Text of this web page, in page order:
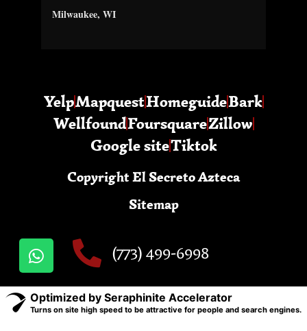
Milwaukee, WI
YelpMapquestHomeguideBark
WellfoundFoursquareZillow
Google siteTiktok
Copyright El Secreto Azteca
Sitemap
(773) 499-6998
Optimized by Seraphinite Accelerator
Turns on site high speed to be attractive for people and search engines.